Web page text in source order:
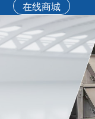
动 售后服务
免费培训
文字资料下载
视频资料下载
在线商城